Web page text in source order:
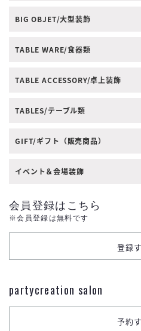
BIG OBJET/大型装飾
TABLE WARE/食器類
TABLE ACCESSORY/卓上装飾
TABLES/テーブル類
GIFT/ギフト（販売商品）
イベント＆会場装飾
会員登録はこちら
※会員登録は無料です
partycreation salon